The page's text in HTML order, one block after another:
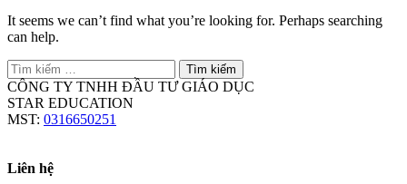
It seems we can’t find what you’re looking for. Perhaps searching
can help.
Tìm
kiếm
cho:
CÔNG TY TNHH ĐẦU TƯ GIÁO DỤC
STAR EDUCATION
MST: 0316650251
Liên hệ